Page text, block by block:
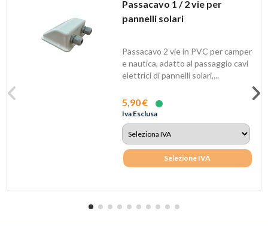
Passacavo 1 / 2 vie per
pannelli solari
Passacavo 2 vie in PVC per camper
e nautica, adatto al passaggio cavi
elettrici di pannelli solari,...
5,90 €
Iva Esclusa
Selezione IVA